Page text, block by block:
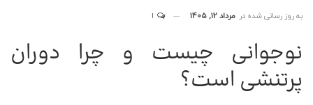
به روز رسانی شده در مرداد 12, 1405
نوجوانی چیست و چرا دوران
پرتنشی است؟